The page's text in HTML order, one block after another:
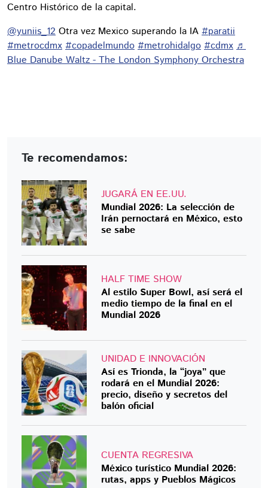
Centro Histórico de la capital.
@yuniis_12 Otra vez Mexico superando la IA #paratii
#metrocdmx #copadelmundo #metrohidalgo #cdmx ♬
Blue Danube Waltz - The London Symphony Orchestra
Te recomendamos:
JUGARÁ EN EE.UU.
Mundial 2026: La selección de
Irán pernoctará en México, esto
se sabe
HALF TIME SHOW
Al estilo Super Bowl, así será el
medio tiempo de la final en el
Mundial 2026
UNIDAD E INNOVACIÓN
Así es Trionda, la “joya” que
rodará en el Mundial 2026:
precio, diseño y secretos del
balón oficial
CUENTA REGRESIVA
México turístico Mundial 2026:
rutas, apps y Pueblos Mágicos